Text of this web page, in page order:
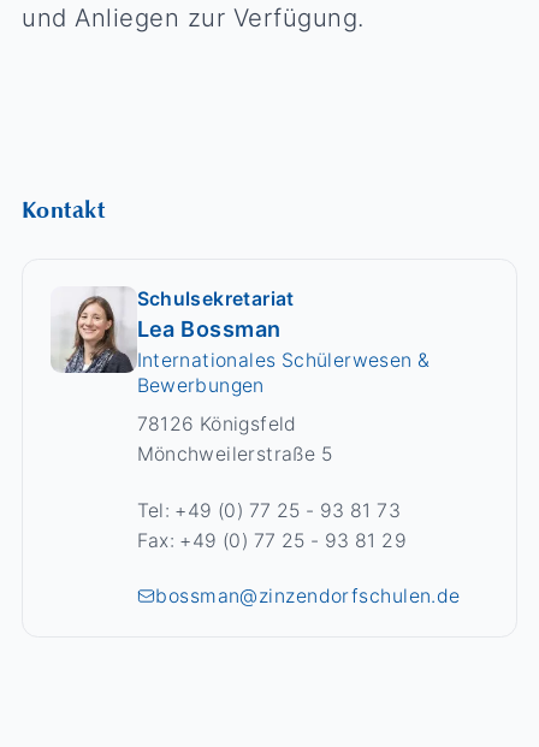
und Anliegen zur Verfügung.
Kontakt
Schulsekretariat
Lea Bossman
Internationales Schülerwesen &
Bewerbungen
78126 Königsfeld
Mönchweilerstraße 5
Tel: +49 (0) 77 25 - 93 81 73
Fax: +49 (0) 77 25 - 93 81 29
bossman@zinzendorfschulen.de